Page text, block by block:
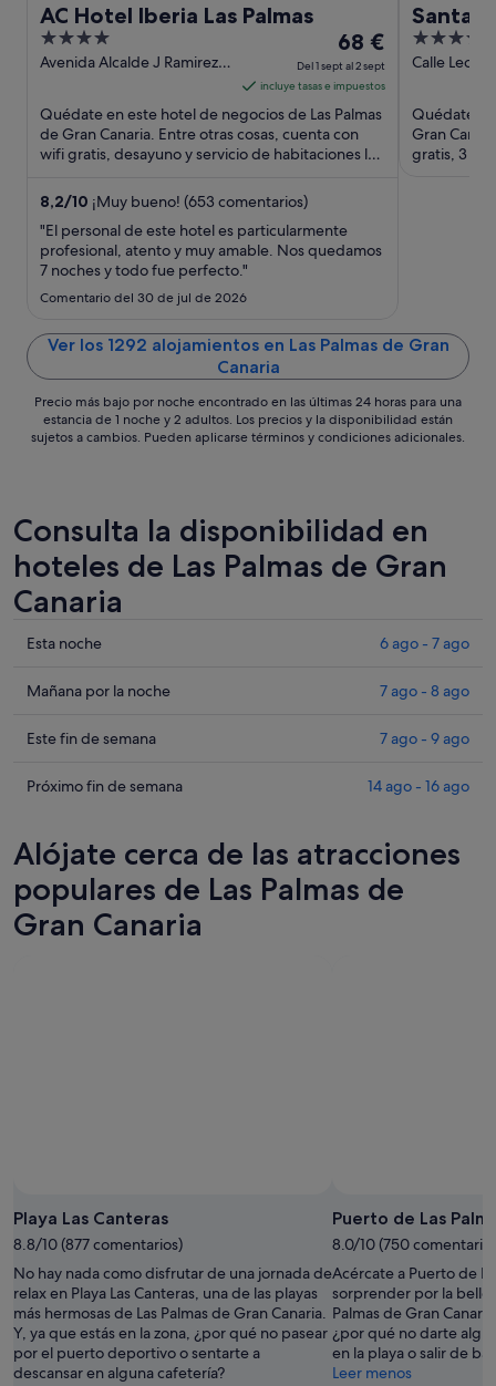
AC Hotel Iberia Las Palmas
4
out
5
Avenida Alcalde J Ramirez
Canaria
El
precio
es
de
68 €
por
1
sept
68 €
Del 1 sept al 2 sept
incluye tasas e impuestos
Quédate en este hotel de negocios de Las Palmas
de Gran Canaria. Entre otras cosas, cuenta con
wifi gratis, desayuno y servicio de habitaciones las
8,2/10 ¡Muy bueno! (653 comentarios)
"El personal de este hotel es particularmente
profesional, atento y muy amable. Nos quedamos
7 noches y todo fue perfecto."
Comentario del 30 de jul de 2026
Santa
5
out
5
Calle Leon
Quédate
Gran
gratis, 3
Ver los 1292 alojamientos en Las Palmas de Gran
Canaria
Precio más bajo por noche encontrado en las últimas 24 horas para una
estancia de 1 noche y 2 adultos. Los precios y la disponibilidad están
sujetos a cambios. Pueden aplicarse términos y condiciones adicionales.
Consulta la disponibilidad en
hoteles de Las Palmas de Gran
Canaria
Comprueba
precios
Las
de
para
noche,
6
Esta noche 6 ago - 7 ago
Comprueba
precios
Las
Gran
Canaria
para
mañana
Mañana por la noche 7 ago - 8 ago
Comprueba
precios
Palmas
Gran
Canaria
Este fin de semana 7 ago - 9 ago
Comprueba
en
Las
Palmas
de
ago
Próximo fin de semana 14 ago - 16 ago
Alójate cerca de las atracciones
populares de Las Palmas de
Gran Canaria
Playa Las Canteras
8.8/10 (877 comentarios)
No hay nada como disfrutar de una jornada de
relax en Playa Las Canteras, una de las playas
más hermosas de Las Palmas de Gran Canaria.
Y, ya que estás en la zona, ¿por qué no pasear
por el puerto deportivo o sentarte a
descansar en alguna cafetería?
Puerto de Las
8.0/10 (750
Acércate a Puerto de
sorprender por la
Palmas de Gran
¿por qué no darte
en la playa o salir de
Leer menos